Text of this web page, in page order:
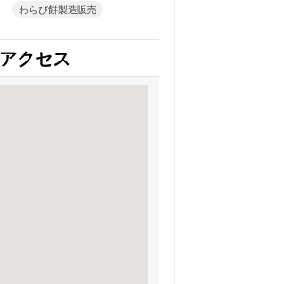
わらび餅製造販売
アクセス